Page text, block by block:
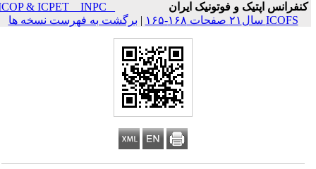
کنفرانس اپتیک و فوتونیک ایران
ICOP & ICPET _ INPC _
ICOFS سال۲۱ صفحات ۱۶۸-۱۶۵
| برگشت به فهرست نسخه ها